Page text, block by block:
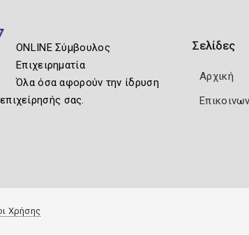
ONLINE Σύμβουλος
Επιχειρηματία
Όλα όσα αφορούν την ίδρυση
σας.
Σελίδες
Αρχική
Χρήσης